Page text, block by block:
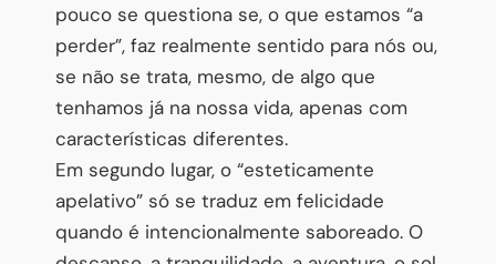
pouco se questiona se, o que estamos “a
perder”, faz realmente sentido para nós ou,
se não se trata, mesmo, de algo que
tenhamos já na nossa vida, apenas com
características diferentes.
Em segundo lugar, o “esteticamente
apelativo” só se traduz em felicidade
quando é intencionalmente saboreado. O